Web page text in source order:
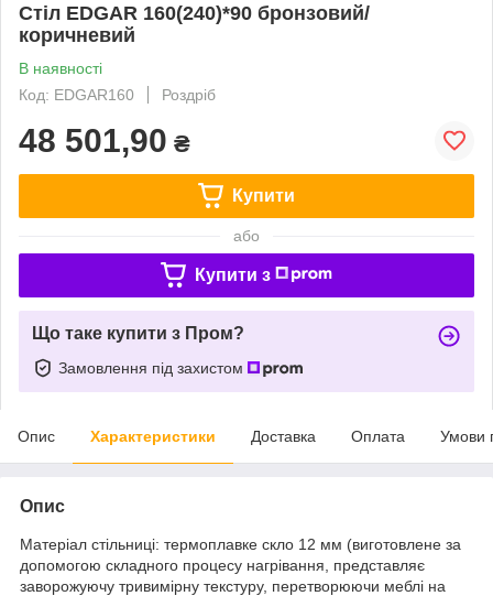
Стіл EDGAR 160(240)*90 бронзовий/
коричневий
В наявності
Код: EDGAR160
Роздріб
48 501,90 ₴
Купити
або
Купити з
Що таке купити з Пром?
Замовлення під захистом
Опис Характеристики Доставка Оплата Умови
Опис
Матеріал стільниці: термоплавке скло 12 мм (виготовлене за
допомогою складного процесу нагрівання, представляє
заворожуючу тривимірну текстуру, перетворюючи меблі на